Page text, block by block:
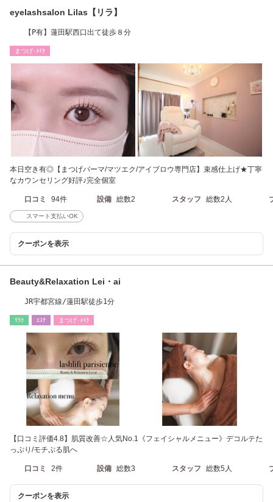
eyelashsalon Lilas【リラ】
【P有】蓮田駅西口出て徒歩８分
まつげ･ﾒｲｸ
本日空き有◎【まつげパーマ/マツエク/アイブロウ専門店】束感仕上げ★丁寧
なカウンセリング好評♪完全個室
口コミ 94件 設備 総数2 スタッフ 総数2人
スマート支払いOK
クーポンを表示
Beauty&Relaxation Lei・ai
JR宇都宮線/蓮田駅徒歩1分
ﾘﾗｸ ｴｽﾃ まつげ･ﾒｲｸ
【口コミ評価4.8】肌質改善☆人気No.1《フェイシャルメニュー》デコルテた
っぷり/モチぷる肌へ
口コミ 2件 設備 総数3 スタッフ 総数5人
クーポンを表示